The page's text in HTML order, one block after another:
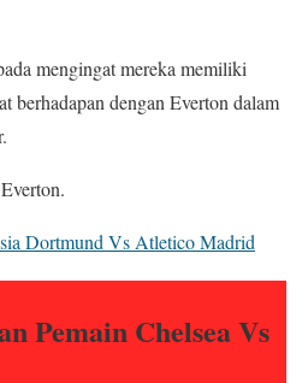
mengingat mereka memiliki
berhadapan dengan Everton dalam
Dortmund Vs Atletico Madrid
Pemain Chelsea Vs